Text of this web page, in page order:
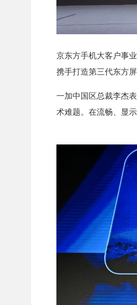
京东方手机大客户事
携手打造第三代东方
一加中国区总裁李杰
术难题。在流畅、显